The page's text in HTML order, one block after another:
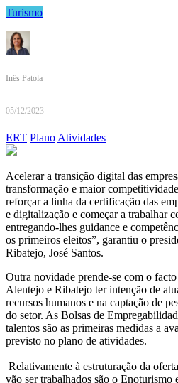
Turismo
Inês Patola
05/12/2023
ERT PlanoAtividades
Acelerar a transição digital das
transformação e maior
reforçar a linha da certificação das
e digitalização e começar a trabalhar
entregando-lhes guidance e
os primeiros eleitos”, garantiu o
Ribatejo, José Santos.
Outra novidade prende-se com o
Alentejo e Ribatejo ter intenção de
recursos humanos e na captação de
do setor. As Bolsas de
talentos são as primeiras medidas a
previsto no plano de atividades.
Relativamente à estruturação da
vão ser trabalhados são o